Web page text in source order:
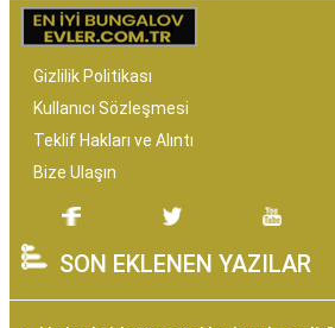
Gizlilik Politikası
Kullanıcı Sözleşmesi
Teklif Hakları ve Alıntı
Bize Ulaşın
SON EKLENEN YAZILAR